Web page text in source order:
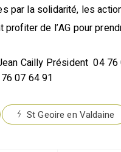
par la solidarité, les
de l’AG pour
Cailly Président 04
07 64 91
St Geoire en Valdaine